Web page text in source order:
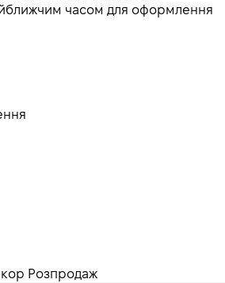
часом для оформлення
Розпродаж